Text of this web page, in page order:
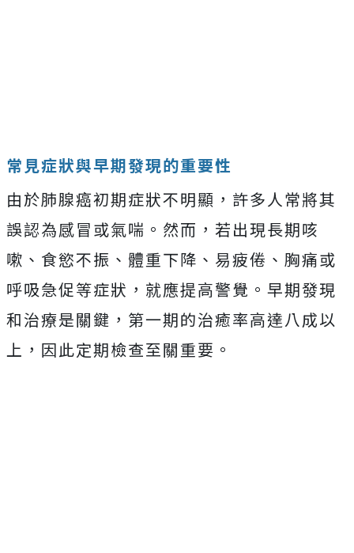
常見症狀與早期發現的重要性
由於肺腺癌初期症狀不明顯，許多人常將其
誤認為感冒或氣喘。然而，若出現長期咳
嗽、食慾不振、體重下降、易疲倦、胸痛或
呼吸急促等症狀，就應提高警覺。早期發現
和治療是關鍵，第一期的治癒率高達八成以
上，因此定期檢查至關重要。